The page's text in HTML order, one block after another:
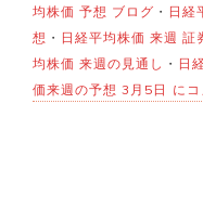
均株価 予想 ブログ ・ 日経
想 ・ 日経平均株価 来週 証
均株価 来週の見通し ・ 日
価来週の予想 3月5日 日
経
に